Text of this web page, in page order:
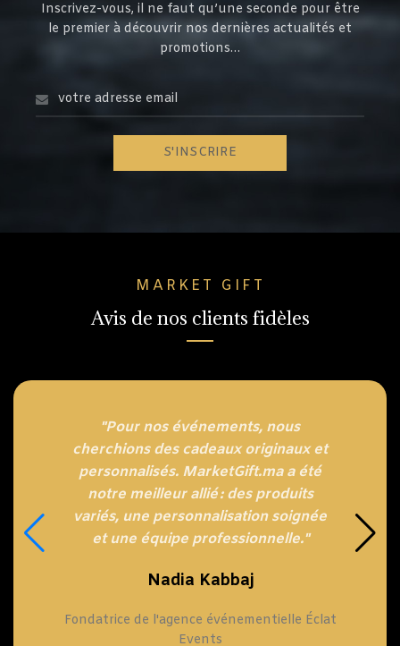
Inscrivez-vous, il ne faut qu’une seconde pour être
le premier à découvrir nos dernières actualités et
promotions…
MARKET GIFT
Avis de nos clients fidèles
"Pour nos événements, nous
cherchions des cadeaux originaux et
personnalisés. MarketGift.ma a été
notre meilleur allié : des produits
variés, une personnalisation soignée
et une équipe professionnelle."
Nadia Kabbaj
Fondatrice de l'agence événementielle Éclat
Events